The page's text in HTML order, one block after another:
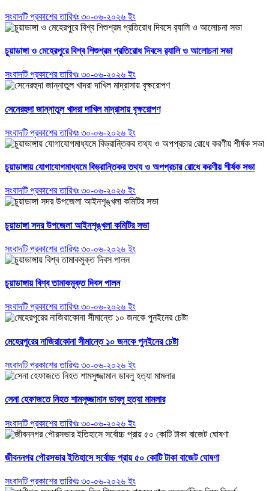
সংবাদটি প্রকাশের তারিখঃ ৩০-০৬-২০২৬ ইং
চুয়াডাঙ্গা ও মেহেরপুরে বিশ্ব শিশুশ্রম প্রতিরোধ দিবসে র‌্যালি ও আলোচনা সভা
সংবাদটি প্রকাশের তারিখঃ ৩০-০৬-২০২৬ ইং
সেনেরহুদা জান্নাতুল খাদরা দাখিল মাদ্রাসায় বৃক্ষরোপণ
সংবাদটি প্রকাশের তারিখঃ ৩০-০৬-২০২৬ ইং
চুয়াডাঙ্গায় যোগাযোগমাধ্যমে বিভ্রান্তিকর তথ্য ও অপপ্রচার রোধে করণীয় শীর্ষক সভা
সংবাদটি প্রকাশের তারিখঃ ৩০-০৬-২০২৬ ইং
চুয়াডাঙ্গা সদর উপজেলা আইনশৃঙ্খলা কমিটির সভা
সংবাদটি প্রকাশের তারিখঃ ৩০-০৬-২০২৬ ইং
চুয়াডাঙ্গায় বিশ্ব তামাকমুক্ত দিবস পালন
সংবাদটি প্রকাশের তারিখঃ ৩০-০৬-২০২৬ ইং
মেহেরপুরের নাজিরাকোনা সীমান্তে ১০ জনকে পুনইনের চেষ্টা
সংবাদটি প্রকাশের তারিখঃ ৩০-০৬-২০২৬ ইং
সেনা হেফাজতে নিহত শামসুজ্জামান ডাবলু হত্যা মামলার
সংবাদটি প্রকাশের তারিখঃ ৩০-০৬-২০২৬ ইং
জীবননগর পৌরসভার ইতিহাসে সর্বোচ্চ প্রায় ৫০ কোটি টাকা বাজেট ঘোষণা
সংবাদটি প্রকাশের তারিখঃ ৩০-০৬-২০২৬ ইং